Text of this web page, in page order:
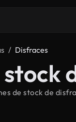
Disfraces
stock
de stock de